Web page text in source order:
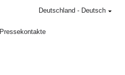
Pressekontakte
Deutschland - Deutsch